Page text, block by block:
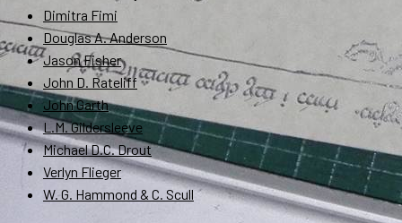
Dimitra Fimi
Douglas A. Anderson
Jason Fisher
John D. Rateliff
John Garth
L.M. Gildersleeve
Michael D.C. Drout
Verlyn Flieger
W. G. Hammond & C. Scull